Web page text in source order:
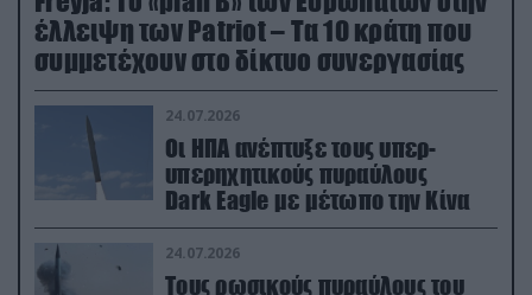
έλλειψη των Patriot – Τα 10 κράτη που
συμμετέχουν στο δίκτυο συνεργασίας
24.07.2026
Οι ΗΠΑ ανέπτυξε τους υπερ-
υπερηχητικούς πυραύλους
Dark Eagle με μέτωπο την Κίνα
24.07.2026
Τους ρωσικούς πυραύλους του